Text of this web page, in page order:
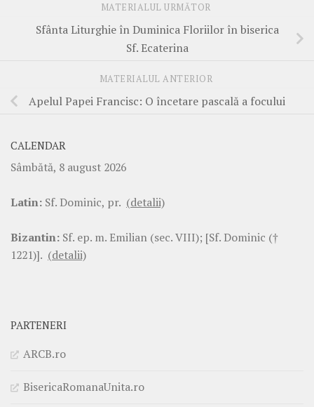
MATERIALUL URMĂTOR
Sfânta Liturghie în Duminica Floriilor în biserica
Sf. Ecaterina
MATERIALUL ANTERIOR
Apelul Papei Francisc: O încetare pascală a focului
CALENDAR
Sâmbătă, 8 august 2026
Latin: Sf. Dominic, pr. (detalii)
Bizantin: Sf. ep. m. Emilian (sec. VIII); [Sf. Dominic (†
1221)]. (detalii)
PARTENERI
ARCB.ro
BisericaRomanaUnita.ro